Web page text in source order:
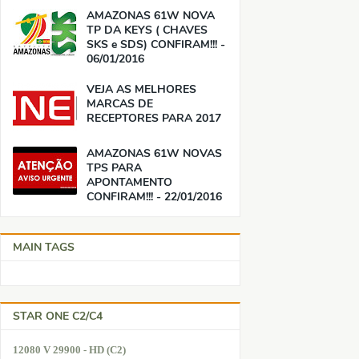
AMAZONAS 61W NOVA
TP DA KEYS ( CHAVES
SKS e SDS) CONFIRAM!!! -
06/01/2016
VEJA AS MELHORES
MARCAS DE
RECEPTORES PARA 2017
AMAZONAS 61W NOVAS
TPS PARA
APONTAMENTO
CONFIRAM!!! - 22/01/2016
MAIN TAGS
STAR ONE C2/C4
12080 V 29900 - HD (C2)